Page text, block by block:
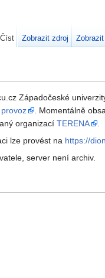
Západočeské
. Momentálně
organizací TERENA
.
lze provést na https://
server není archiv.
Číst Zobrazit zdroj